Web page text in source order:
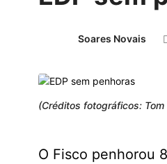
Soares Novais
(Créditos fotográficos:
O Fisco penhorou